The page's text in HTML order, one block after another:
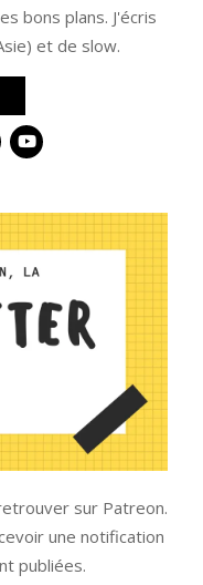
bons plans. J'écris
et de slow.
sur Patreon.
une notification
publiées.